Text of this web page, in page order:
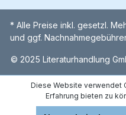
* Alle Preise inkl. gesetzl.
und ggf.
© 2025 Literaturhandlung
Diese Website verwendet
Erfahrung bieten zu